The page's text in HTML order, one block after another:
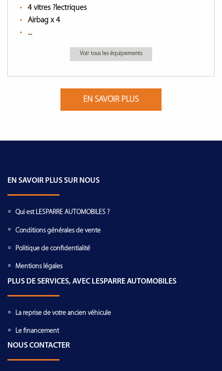
4 vitres ?lectriques
Airbag x 4
...
Voir tous les équipements
EN SAVOIR PLUS
EN SAVOIR PLUS SUR NOUS
Qui est LESPARRE AUTOMOBILES ?
Conditions générales de vente
Politique de confidentialité
Mentions légales
PLUS DE SERVICES, AVEC LESPARRE AUTOMOBILES
La reprise de votre ancien véhicule
Le financement
NOUS CONTACTER